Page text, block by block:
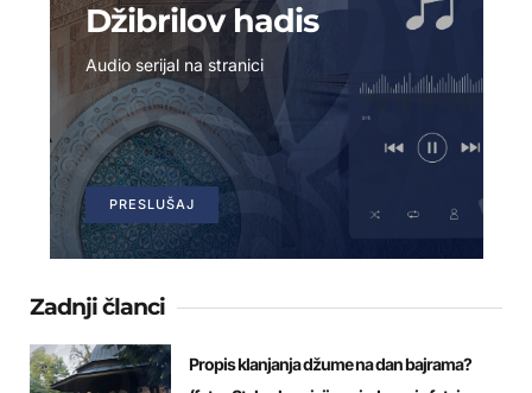
Džibrilov hadis
Audio serijal na stranici
PRESLUŠAJ
Zadnji članci
Propis klanjanja džume na dan bajrama?